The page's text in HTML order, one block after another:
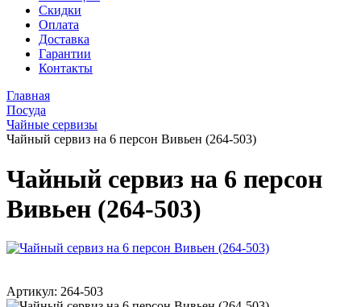
Скидки
Оплата
Доставка
Гарантии
Контакты
Главная
Посуда
Чайные сервизы
Чайный сервиз на 6 персон Вивьен (264-503)
Чайный сервиз на 6 персон
Вивьен (264-503)
Артикул: 264-503